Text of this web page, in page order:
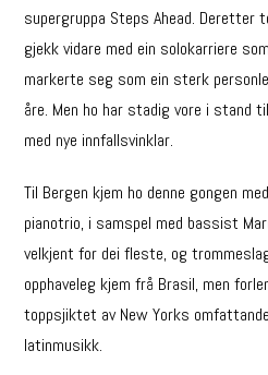
supergruppa Steps Ahead. Deretter
gjekk vidare med ein solokarriere
markerte seg som ein sterk
åre. Men ho har stadig vore i stand
med nye innfallsvinklar.
Til Bergen kjem ho denne gongen
pianotrio, i samspel med bassist
velkjent for dei fleste, og
opphaveleg kjem frå Brasil, men
toppsjiktet av New Yorks
latinmusikk.